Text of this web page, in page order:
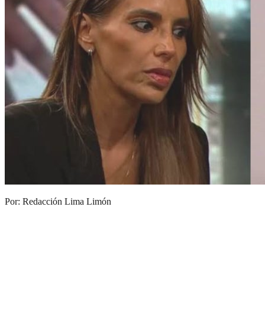
Por: Redacción Lima Limón